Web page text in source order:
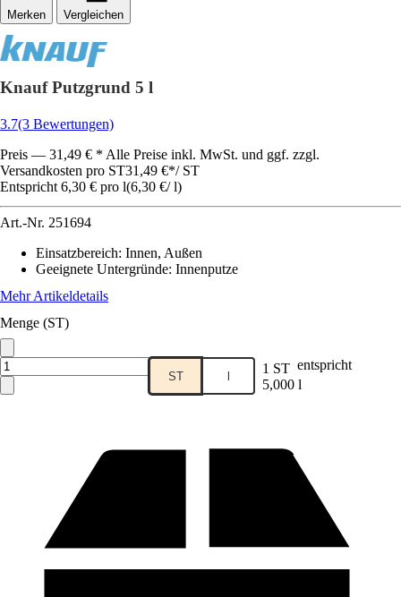
Vergleichen
Knauf Putzgrund 5 l
3.7(3 Bewertungen)
Preis — 31,49 € * Alle Preise inkl. MwSt. und ggf. zzgl.
Versandkosten pro ST31,49 €*/ ST
Entspricht 6,30 € pro l(6,30 €/ l)
Art.-Nr. 251694
Einsatzbereich: Innen, Außen
Geeignete Untergründe: Innenputze
Mehr Artikeldetails
Menge (ST)
ST l 1 ST entspricht
5,000 l